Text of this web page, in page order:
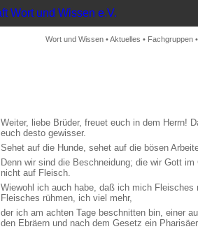
Wort und Wissen •Aktuelles • Fachgruppen
Weiter, liebe Brüder, freuet euch in dem Herrn!
euch desto gewisser.
Sehet auf die Hunde, sehet auf die bösen
Denn wir sind die Beschneidung; die wir Gott
nicht auf Fleisch.
Wiewohl ich auch habe, daß ich mich
Fleisches rühmen, ich viel mehr,
der ich am achten Tage beschnitten bin, einer
den Ebräern und nach dem Gesetz ein